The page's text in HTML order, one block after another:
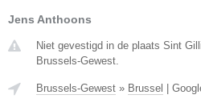
Jens Anthoons
Niet gevestigd in de plaats Sint
Brussels-Gewest.
Brussels-Gewest » Brussel